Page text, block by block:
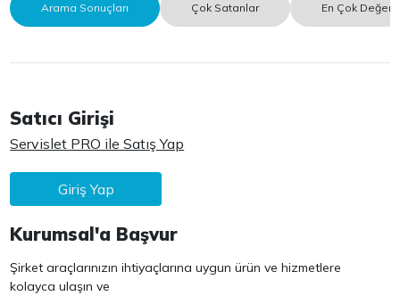
Arama Sonuçları Çok Satanlar En Çok
Satıcı Girişi
Servislet PRO ile Satış Yap
Giriş Yap
Kurumsal'a Başvur
Şirket araçlarınızın ihtiyaçlarına uygun ürün ve hizmetlere
kolayca ulaşın ve